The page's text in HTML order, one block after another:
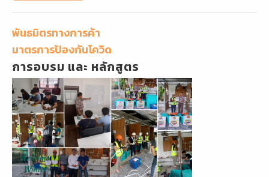
พันธมิตรทางการค้า
มาตรการป้องกันโควิด
การอบรม และ หลักสูตร